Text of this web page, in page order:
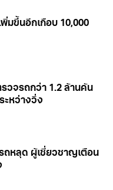
แกรม เป็นการขยาย
รเชื่อมต่อระหว่างผู้คน
าไม่ใช่แค่ลูกเรือดิจิทัล
และเชื่อมโยงกับ
กซึ้ง การเปิดตัวซามา
ของเรามีชีวิต และ
หญ่ในงาน ITB
มขึ้นอีกเกือบ 10,000
วจรถกว่า 1.2 ล้านคัน
ะหว่างวิ่ง
ถหลุด ผู้เชี่ยวชาญเตือน